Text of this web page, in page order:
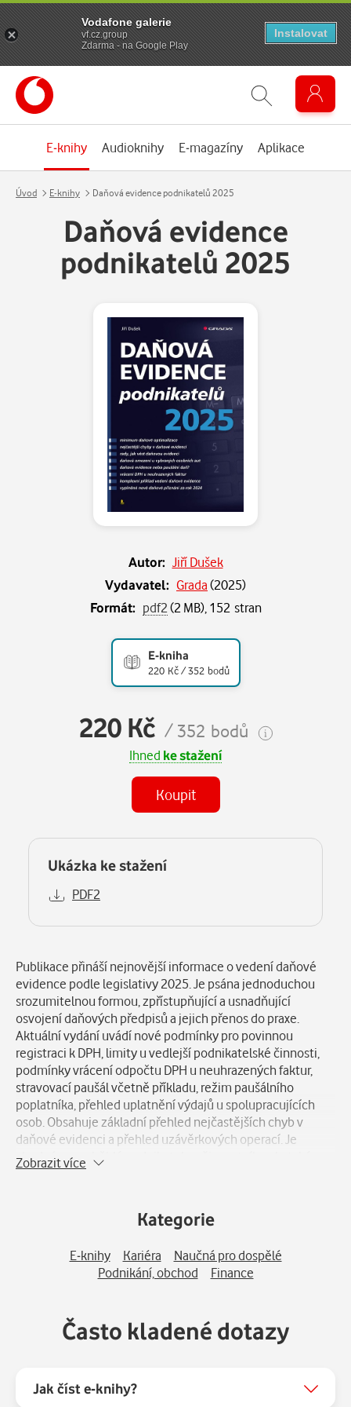
E-knihy Audioknihy E-magazíny Aplikace
Úvod E-knihy Daňová evidence podnikatelů 2025
Daňová evidence
podnikatelů 2025
Autor: Jiří Dušek
Vydavatel: Grada(2025)
Formát: pdf2(2 MB), 152 stran
E-kniha
220 Kč / 352 bodů
220 Kč / 352 bodů
Ihned ke stažení
Koupit
Ukázka ke stažení
PDF2
Popis
Publikace přináší nejnovější informace o vedení daňové
evidence podle legislativy 2025. Je psána jednoduchou
srozumitelnou formou, zpřístupňující a usnadňující
osvojení daňových předpisů a jejich přenos do praxe.
Aktuální vydání uvádí nové podmínky pro povinnou
registraci k DPH, limity u vedlejší podnikatelské činnosti,
podmínky vrácení odpočtu DPH u neuhrazených faktur,
stravovací paušál včetně příkladu, režim paušálního
poplatníka, přehled uplatnění výdajů u spolupracujících
osob. Obsahuje základní přehled nejčastějších chyb v
daňové evidenci a přehled uzávěrkových operací. Je
vhodná pro zaběhlé podnikatele a živnostníky, ale také pro
začínající podnikatele, kteří mají značné výdaje v
optimalizace vhodné pro každého podnikatele. Poslední
daňové přiznání fyzických osob za rok 2024. Knihu oceňují
především podnikatelé, účetní a studenti.
Zobrazit více
Kategorie
E-knihy Kariéra
Naučná pro dospělé
Podnikání, obchod
Finance
Často kladené dotazy
Jak číst e-knihy?
Vodafone galerie
vf.cz.group
Zdarma - na Google Play
Instalovat